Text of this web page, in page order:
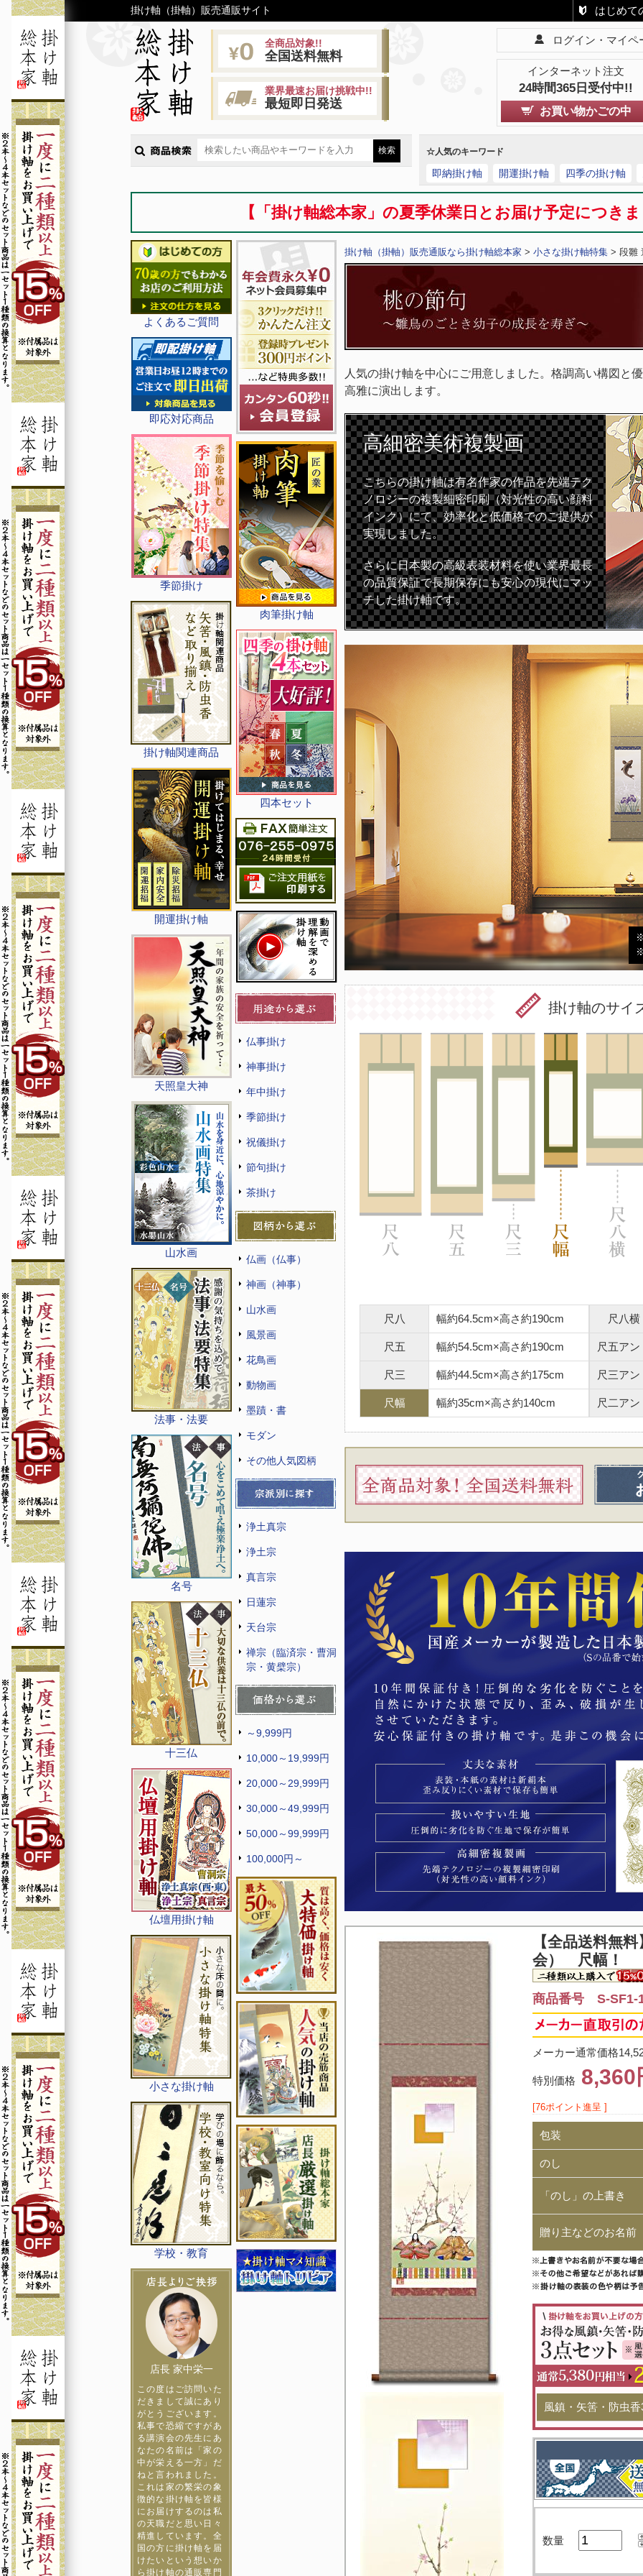
掛け軸（掛軸）販売通販サイト はじめて
全商品対象!!
全国送料無料
業界最速お届け挑戦中!!
最短即日発送
ログイン・マイペ
インターネット注文
24時間365日受付中!!
お買い物かごの中
☆人気のキーワード
即納掛け軸 開運掛け軸 四季の掛け軸
【「掛け軸総本家」の夏季休業日とお届け予定につ
よくあるご質問
即応対応商品
季節掛け
掛け軸関連商品
開運掛け軸
天照皇大神
山水画
法事・法要
名号
十三仏
仏壇用掛け軸
小さな掛け軸
学校・教育
店長 家中栄一
この度はご訪問いた
だきまして誠にあり
がとうございます。
私事で恐縮ですがあ
る講演会の先生にあ
なたの名前は「家の
中が栄える一方」だ
ねと言われました。
これは家の繁栄の象
徴的な掛け軸を皆様
にお届けするのは私
の天職だと思い日々
精進しています。全
国の方に掛け軸を届
けたいという想いか
ら掛け軸の通販専門
肉筆掛け軸
四本セット
仏事掛け
神事掛け
年中掛け
季節掛け
祝儀掛け
節句掛け
茶掛け
仏画（仏事）
神画（神事）
山水画
風景画
花鳥画
動物画
墨蹟・書
モダン
その他人気図柄
浄土真宗
浄土宗
真言宗
日蓮宗
天台宗
禅宗（臨済宗・曹洞
宗・黄檗宗）
～9,999円
10,000～19,999円
20,000～29,999円
30,000～49,999円
50,000～99,999円
100,000円～
掛け軸（掛軸）販売通販なら掛け軸総本家 > 小さな掛け軸特集 > 段雛
人気の掛け軸を中心にご用意しました。格調高い構図と
高雅に演出します。
高細密美術複製画
こちらの掛け軸は有名作家の作品を先端テク
ノロジーの複製細密印刷（対光性の高い顔料
インク）にて、効率化と低価格でのご提供が
実現しました。
さらに日本製の高級表装材料を使い業界最長
の品質保証で長期保存にも安心の現代にマッ
チした掛け軸です。
掛け軸のサイ
尺八 幅約64.5cm×高さ約190cm
尺五 幅約54.5cm×高さ約190cm
尺三 幅約44.5cm×高さ約175cm
尺幅 幅約35cm×高さ約140cm
尺八横
尺五アン
尺三アン
尺二アン
【全品送料無料
会） 尺幅！
商品番号 S-SF1-
メーカー通常価格
特別価格 8,360
[76ポイント進呈 ]
包装
のし
「のし」の上書き
贈り主などのお名前
風鎮・矢筈・防虫
数量